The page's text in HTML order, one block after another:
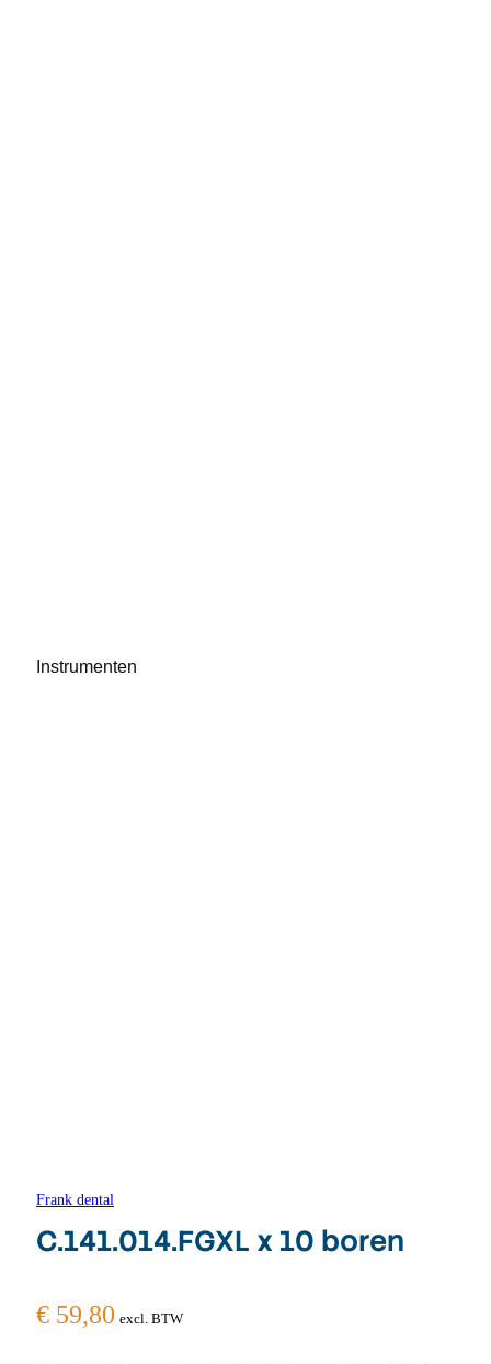
Instrumenten
Frank dental
C.141.014.FGXL x 10 boren
€ 59,80 excl. BTW